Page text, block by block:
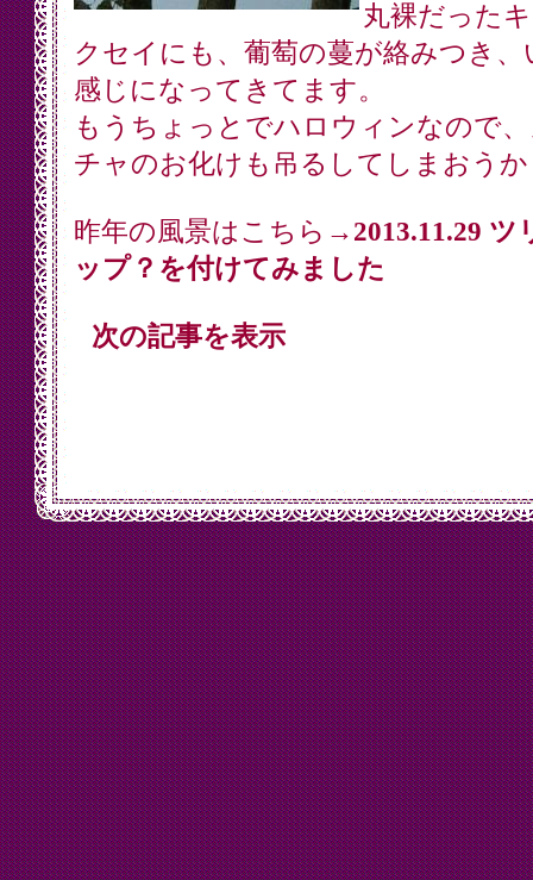
丸裸だった
クセイにも、葡萄の蔓が絡みつき、
感じになってきてます。
もうちょっとでハロウィンなので
チャのお化けも吊るしてしまおうか
昨年の風景はこちら→ 2013.11.29 ツ
ップ？を付けてみました
次の記事を表示